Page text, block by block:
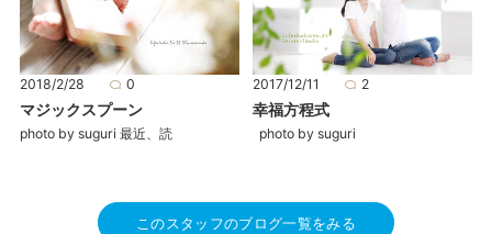
2018/2/28 0
マジックスプーン
photo by suguri 最近、読
2017/12/11 2
幸福方程式
photo by suguri
このスタッフのブログ一覧をみる